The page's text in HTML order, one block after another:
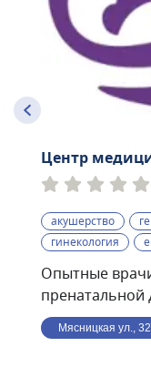
Центр
акушерство
гинекология
Опытные
пренатальной
проводимые
стандартам:•
Мясницкая ул.,